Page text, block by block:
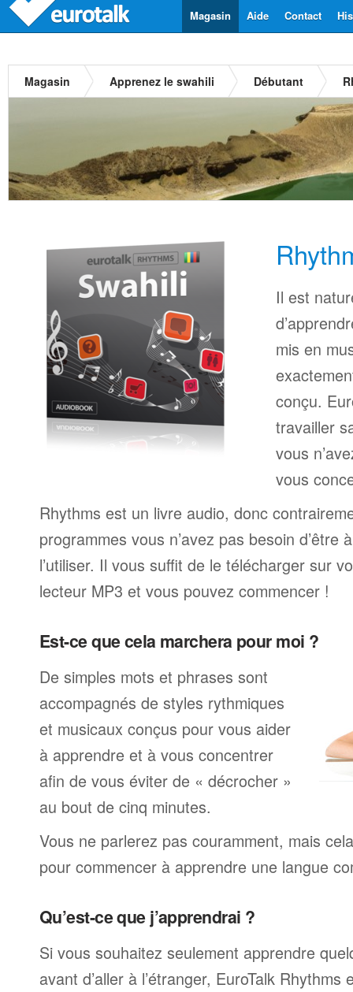
Contact
Aide
Magasin
Magasin Apprenez le swahili Débutant
Il est
mis en
conçu.
travailler
vous
vous
Rhythms est un livre audio, donc
programmes vous n’avez pas besoin d’être
l’utiliser. Il vous suffit de le télécharger sur
lecteur MP3 et vous pouvez commencer !
Est-ce que cela marchera pour moi ?
De simples mots et phrases sont
accompagnés de styles rythmiques
et musicaux conçus pour vous aider
à apprendre et à vous concentrer
afin de vous éviter de « décrocher »
au bout de cinq minutes.
Vous ne parlerez pas couramment, mais
pour commencer à apprendre une langue
Qu’est-ce que j’apprendrai ?
Si vous souhaitez seulement apprendre
avant d’aller à l’étranger, EuroTalk Rhythms